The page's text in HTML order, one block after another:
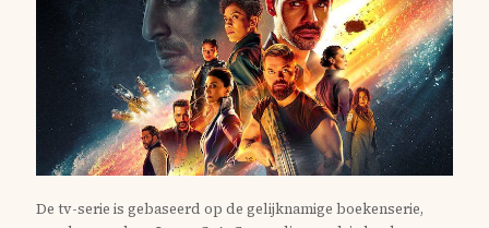
De tv-serie is gebaseerd op de gelijknamige boekenserie,